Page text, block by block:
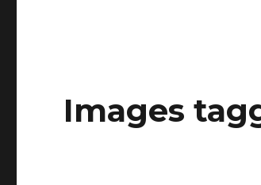
Images